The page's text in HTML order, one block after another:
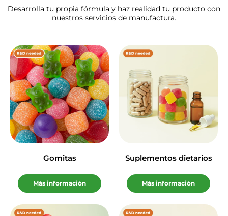
Desarrolla tu propia fórmula y haz realidad tu producto con
nuestros servicios de manufactura.
Gomitas
Más información
Suplementos dietarios
Más información